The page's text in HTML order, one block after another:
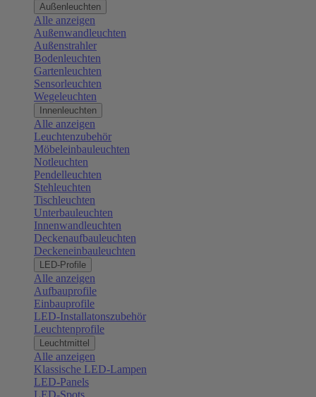
Außenleuchten
Alle anzeigen
Außenwandleuchten
Außenstrahler
Bodenleuchten
Gartenleuchten
Sensorleuchten
Wegeleuchten
Innenleuchten
Alle anzeigen
Leuchtenzubehör
Möbeleinbauleuchten
Notleuchten
Pendelleuchten
Stehleuchten
Tischleuchten
Unterbauleuchten
Innenwandleuchten
Deckenaufbauleuchten
Deckeneinbauleuchten
LED-Profile
Alle anzeigen
Aufbauprofile
Einbauprofile
LED-Installatonszubehör
Leuchtenprofile
Leuchtmittel
Alle anzeigen
Klassische LED-Lampen
LED-Panels